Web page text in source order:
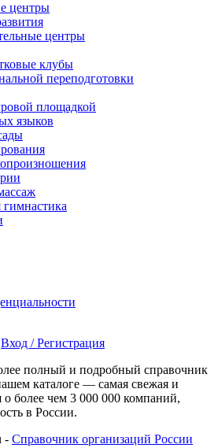
центры
центры
клубы
переподготовки
площадкой
языков
Вход / Регистрация
полный и подробный справочник
каталоге — самая свежая и
более чем 3 000 000 компаний,
в России.
- Справочник организаций России